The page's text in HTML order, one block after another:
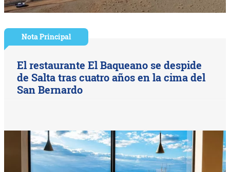
Nota Principal
El restaurante El Baqueano se despide
de Salta tras cuatro años en la cima del
San Bernardo